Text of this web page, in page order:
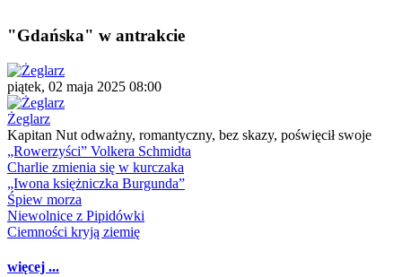
"Gdańska" w antrakcie
piątek, 02 maja 2025 08:00
Żeglarz
Kapitan Nut odważny, romantyczny, bez skazy, poświęcił swoje
„Rowerzyści” Volkera Schmidta
Charlie zmienia się w kurczaka
„Iwona księżniczka Burgunda”
Śpiew morza
Niewolnice z Pipidówki
Ciemności kryją ziemię
więcej ...